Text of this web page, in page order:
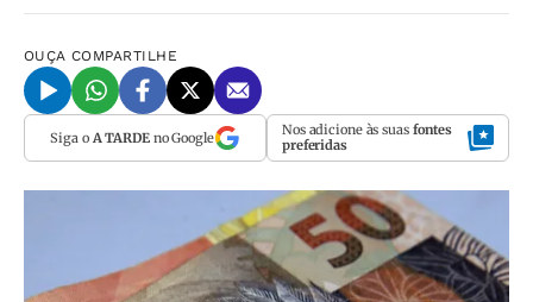
OUÇA COMPARTILHE
Siga o A TARDEno Google Nos adicione às suas fontes
preferidas